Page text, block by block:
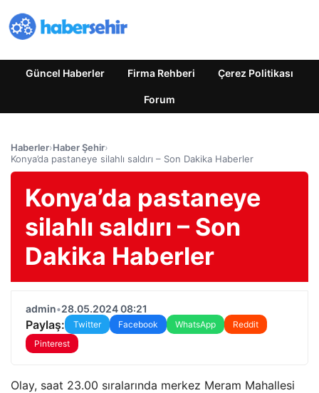
Güncel Haberler Firma Rehberi Çerez Politikası
Forum
Haberler›Haber Şehir›
Konya’da pastaneye silahlı saldırı – Son Dakika Haberler
Konya’da pastaneye
silahlı saldırı – Son
Dakika Haberler
admin•28.05.2024 08:21
Paylaş: Twitter Facebook WhatsApp
Reddit
Pinterest
Olay, saat 23.00 sıralarında merkez Meram Mahallesi